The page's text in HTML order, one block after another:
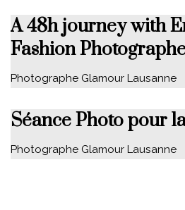
A 48h journey with
Fashion
Photographe Glamour Lausanne
Séance Photo pour
Photographe Glamour Lausanne